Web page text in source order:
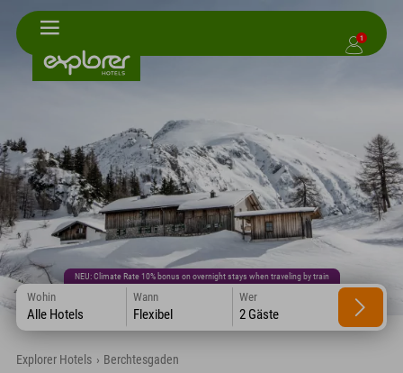
1
NEU: Climate Rate 10% bonus on overnight stays when traveling by train
Wohin
Alle Hotels
Wann
Flexibel
Wer
2 Gäste
Explorer Hotels › Berchtesgaden